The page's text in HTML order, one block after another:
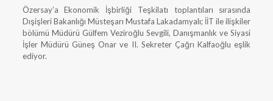
Özersay’a Ekonomik İşbirliği Teşkilatı toplantıları sırasında
Dışişleri Bakanlığı Müsteşarı Mustafa Lakadamyalı; İİT ile ilişkiler
bölümü Müdürü Gülfem Veziroğlu Sevgili, Danışmanlık ve Siyasi
İşler Müdürü Güneş Onar ve II. Sekreter Çağrı Kalfaoğlu eşlik
ediyor.